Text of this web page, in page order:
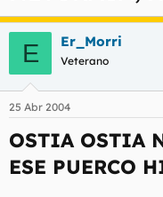
E Er_Morri
Veterano
25 Abr 2004
OSTIA OSTIA
ESE PUERCO